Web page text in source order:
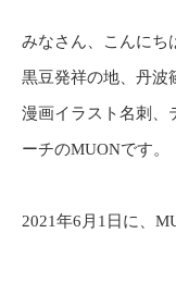
みなさん、こんにち
黒豆発祥の地、丹波
漫画イラスト名刺、
ーチのMUONです。
2021年6月1日に、